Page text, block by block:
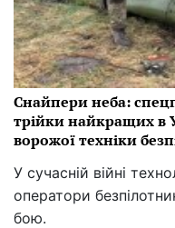
Снайпери неба:
трійки найкращих в
ворожої техніки
У сучасній війні
оператори
бою.